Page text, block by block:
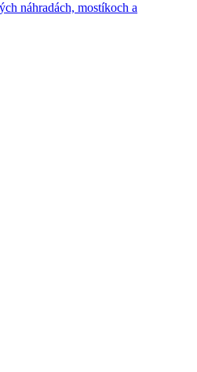
náhradách, mostíkoch a